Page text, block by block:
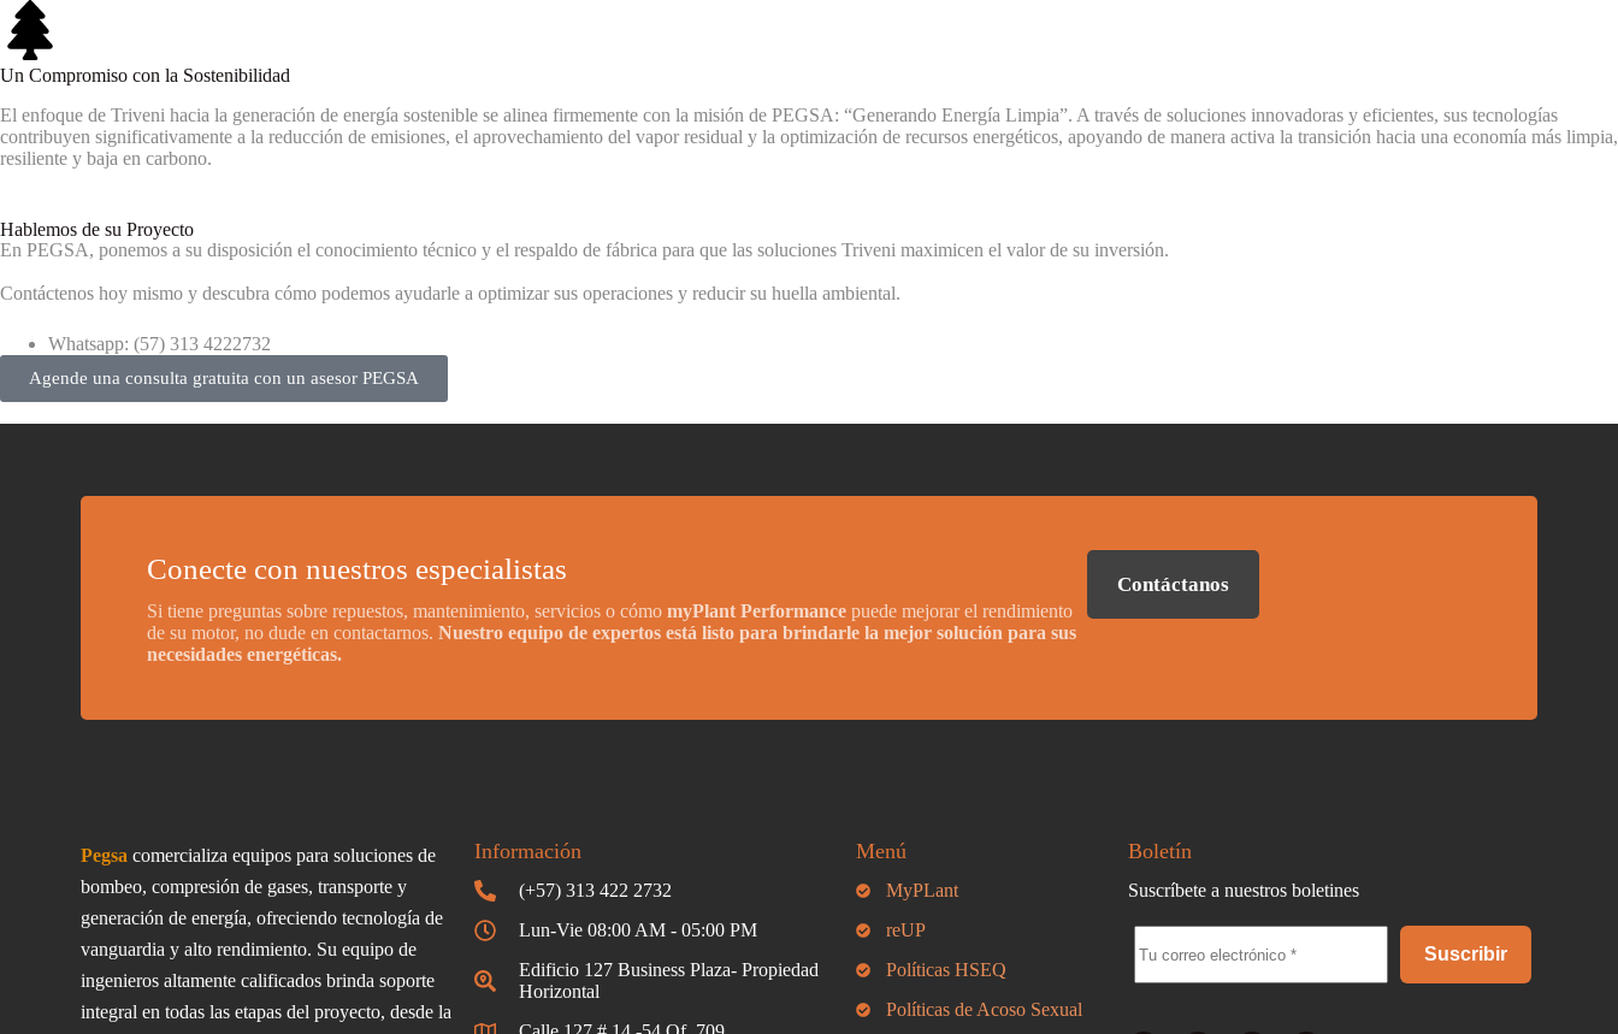
Un Compromiso con la Sostenibilidad
El enfoque de Triveni hacia la generación de energía sostenible se alinea firmemente con la misión de PEGSA: “Generando Energía Limpia”. A través de soluciones innovadoras y eficientes, sus tecnologías
contribuyen significativamente a la reducción de emisiones, el aprovechamiento del vapor residual y la optimización de recursos energéticos, apoyando de manera activa la transición hacia una economía más limpia,
resiliente y baja en carbono.
Hablemos de su Proyecto
En PEGSA, ponemos a su disposición el conocimiento técnico y el respaldo de fábrica para que las soluciones Triveni maximicen el valor de su inversión.
Contáctenos hoy mismo y descubra cómo podemos ayudarle a optimizar sus operaciones y reducir su huella ambiental.
Whatsapp: (57) 313 4222732
Agende una consulta gratuita con un asesor PEGSA
Conecte con nuestros especialistas
Si tiene preguntas sobre repuestos, mantenimiento, servicios o cómomyPlant Performance puede mejorar el rendimiento
de su motor, no dude en contactarnos.Nuestro equipo de expertos está listo para brindarle la mejor solución para sus
necesidades energéticas.
Contáctanos
Pegsa comercializa equipos para soluciones de
bombeo, compresión de gases, transporte y
generación de energía, ofreciendo tecnología de
vanguardia y alto rendimiento. Su equipo de
ingenieros altamente calificados brinda soporte
integral en todas las etapas del proyecto, desde la
Información
(+57) 313 422 2732
Lun-Vie 08:00 AM - 05:00 PM
Edificio 127 Business Plaza- Propiedad
Horizontal
Menú
MyPLant
reUP
Políticas HSEQ
Políticas de Acoso Sexual
Boletín
Suscríbete a nuestros boletines
Suscribir